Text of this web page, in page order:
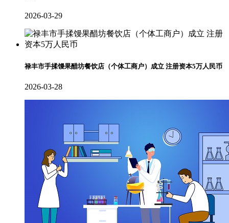
2026-03-29
禄丰市手揉馒果醋坊餐饮店（个体工商户）成立 注册资本5万人民币
2026-03-28